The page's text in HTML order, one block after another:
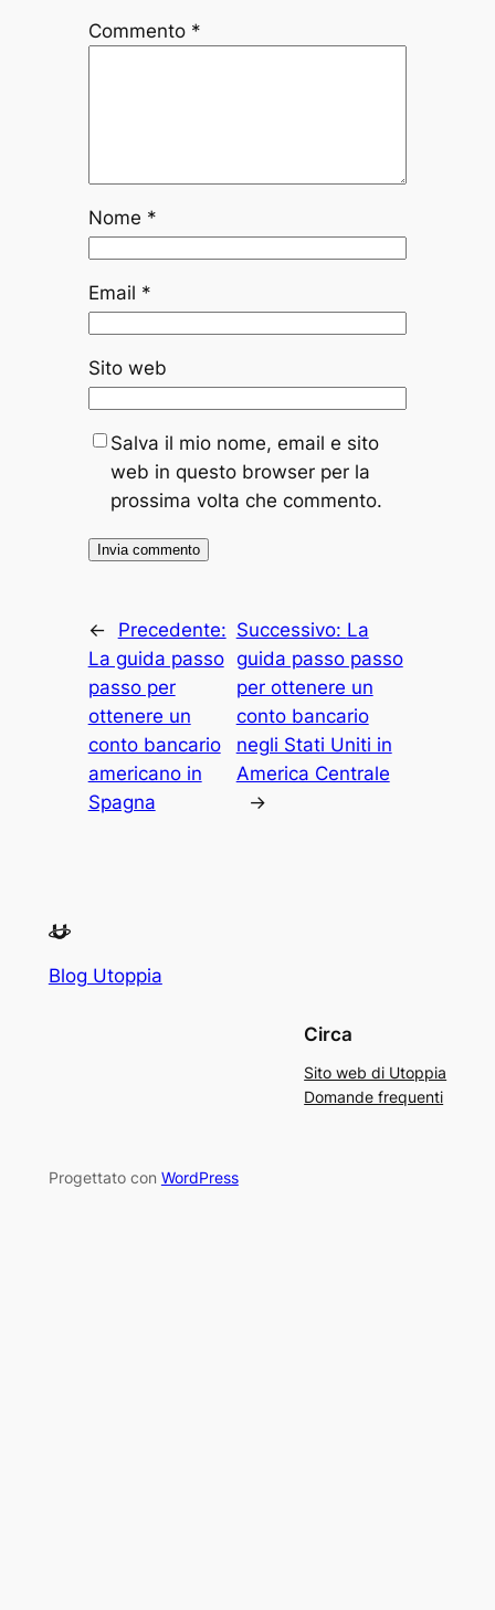
Commento *
Nome *
Email *
Sito web
Salva il mio nome, email e sito
web in questo browser per la
prossima volta che commento.
←
Precedente:
La guida passo
passo per
ottenere un
conto bancario
americano in
Spagna
Successivo: La
guida passo passo
per ottenere un
conto bancario
negli Stati Uniti in
America Centrale
→
Blog Utoppia
Circa
Sito web di Utoppia
Domande frequenti
Progettato con WordPress